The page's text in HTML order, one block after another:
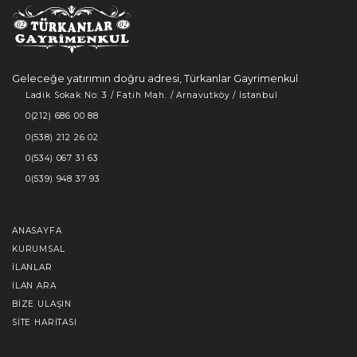
Geleceğe yatırımın doğru adresi, Türkanlar Gayrimenkul
Ladik Sokak No: 3 / Fatih Mah. / Arnavutköy / İstanbul
0(212) 686 00 88
0(538) 212 26 02
0(534) 067 31 63
0(539) 948 37 93
ANASAYFA
KURUMSAL
İLANLAR
İLAN ARA
BIZE ULAŞIN
SITE HARITASI